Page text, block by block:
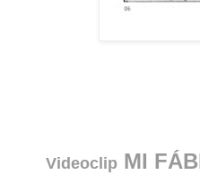
Videoclip MI